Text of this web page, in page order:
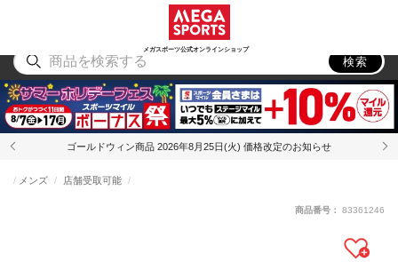
メガスポーツ公式オンラインショップ
アウトドア
検索
ゴールドウィン商品 2026年8月25日(火) 価格改定のお知らせ
メンズ 店舗受取可能
商品番号： 83361246